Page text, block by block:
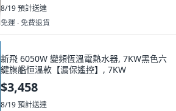
8/19預計送達
免運 ∙ 免費退貨
新飛 6050W 變頻恆溫電熱水器, 7KW黑色六
鍵旗艦恒溫款【漏保遙控】, 7KW
$3,458
8/19預計送達